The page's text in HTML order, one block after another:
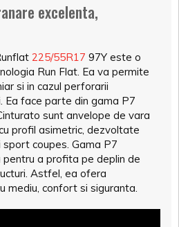
excelenta,
225/55R17 97Y este o
Run Flat. Ea va permite
si in cazul perforarii
Ea face parte din gama P7
sunt anvelope de vara
profil asimetric, dezvoltate
coupes. Gama P7
a profita pe deplin de
Astfel, ea ofera
mediu, confort si siguranta.